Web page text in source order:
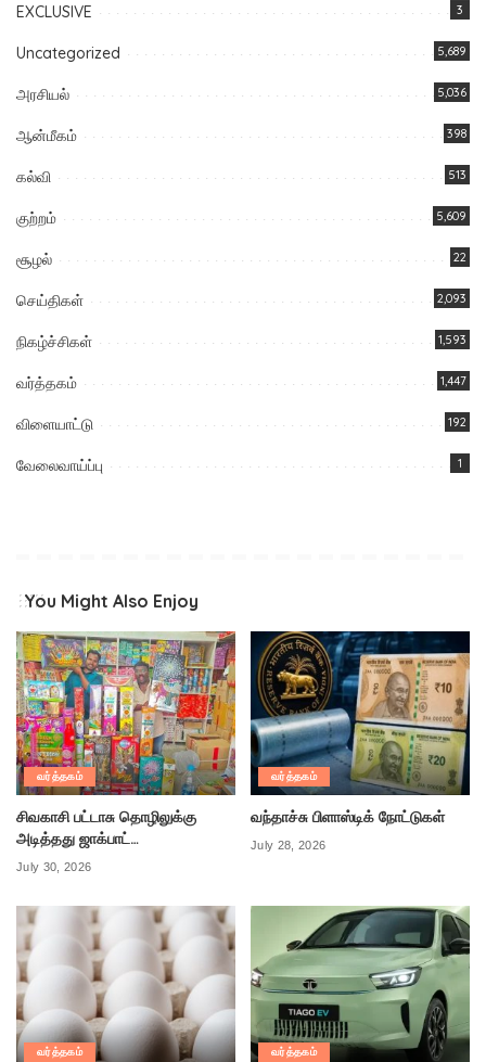
EXCLUSIVE 3
Uncategorized 5,689
அரசியல் 5,036
ஆன்மீகம் 398
கல்வி 513
குற்றம் 5,609
சூழல் 22
செய்திகள் 2,093
நிகழ்ச்சிகள் 1,593
வர்த்தகம் 1,447
விளையாட்டு 192
வேலைவாய்ப்பு 1
You Might Also Enjoy
வர்த்தகம்
சிவகாசி பட்டாசு தொழிலுக்கு
அடித்தது ஜாக்பாட்…
July 30, 2026
வர்த்தகம்
வந்தாச்சு பிளாஸ்டிக் நோட்டுகள்
July 28, 2026
வர்த்தகம் வர்த்தகம்